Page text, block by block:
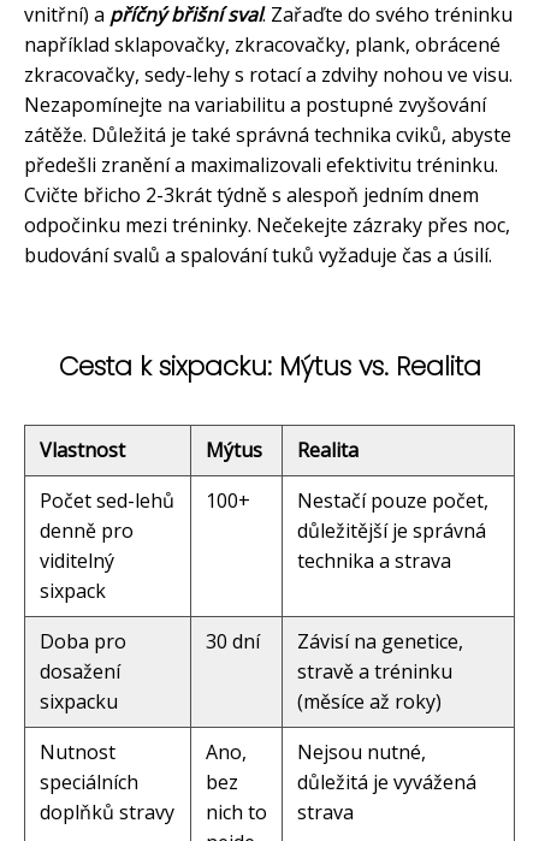
vnitřní) a příčný břišní sval. Zařaďte do svého tréninku
například sklapovačky, zkracovačky, plank, obrácené
zkracovačky, sedy-lehy s rotací a zdvihy nohou ve visu.
Nezapomínejte na variabilitu a postupné zvyšování
zátěže. Důležitá je také správná technika cviků, abyste
předešli zranění a maximalizovali efektivitu tréninku.
Cvičte břicho 2-3krát týdně s alespoň jedním dnem
odpočinku mezi tréninky. Nečekejte zázraky přes noc,
budování svalů a spalování tuků vyžaduje čas a úsilí.
Cesta k sixpacku: Mýtus vs. Realita
Vlastnost Mýtus
Realita
Počet sed-lehů
denně pro
viditelný
sixpack
100+
Nestačí pouze počet,
důležitější je správná
technika a strava
Doba pro
dosažení
sixpacku
30 dní
Závisí na genetice,
stravě a tréninku
(měsíce až roky)
Nutnost
speciálních
doplňků stravy
Ano,
bez
nich to
Nejsou nutné,
důležitá je vyvážená
strava